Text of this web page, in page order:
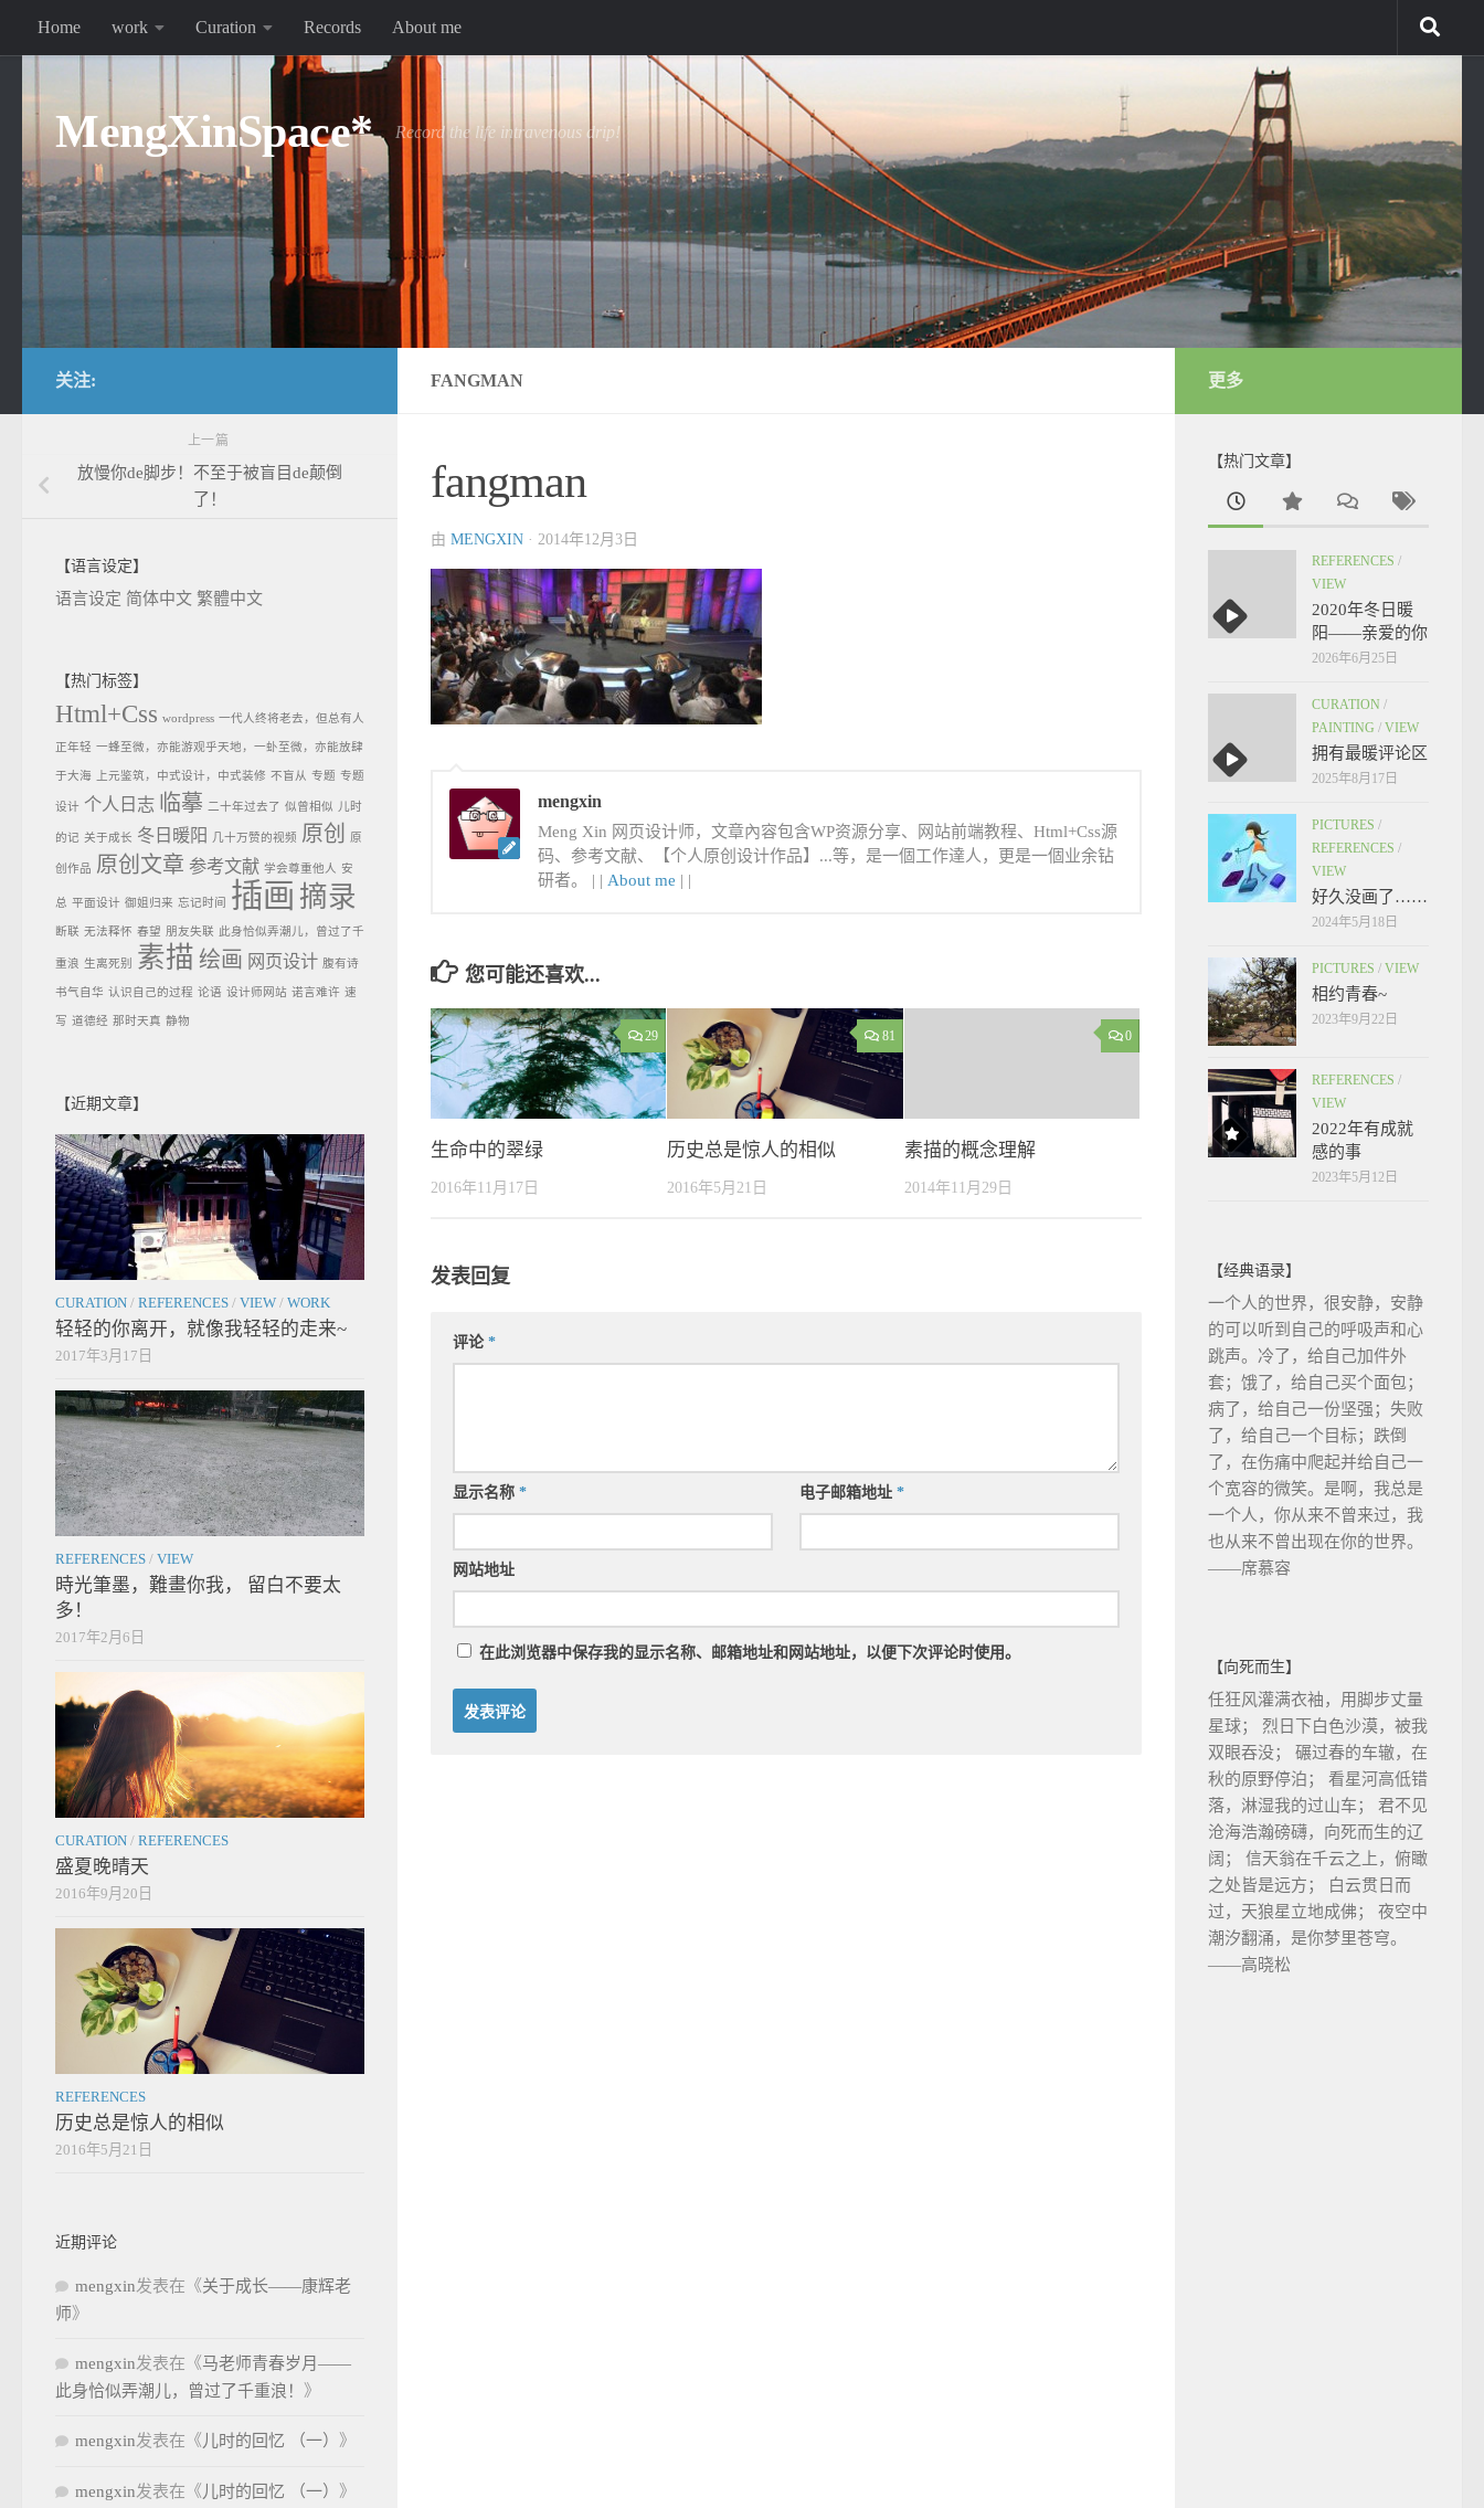
跳至内容
Home work Curation Records About me
MengXinSpace* Record the life intravenous drip!
FANGMAN
fangman
由 MENGXIN · 2014年12月3日
mengxin
Meng Xin 网页设计师，文章內容包含WP资源分享、网站前端教程、Html+Css源
码、参考文献、【个人原创设计作品】...等，是一個工作達人，更是一個业余钻
研者。 | | About me | |
您可能还喜欢...
29
生命中的翠绿
2016年11月17日
81
历史总是惊人的相似
2016年5月21日
0
素描的概念理解
2014年11月29日
发表回复
评论 *
显示名称 * 电子邮箱地址*
网站地址
在此浏览器中保存我的显示名称、邮箱地址和网站地址，以便下次评论时使用。
关注:
上一篇
放慢你de脚步！不至于被盲目de颠倒
了！
【语言设定】
语言设定 简体中文 繁體中文
【热门标签】
Html+Css wordpress 一代人终将老去，但总有人
正年轻 一蜂至微，亦能游观乎天地，一虲至微，亦能放肆
于大海 上元鉴筑，中式设计，中式装修 不盲从 专题 专题
设计 个人日志 临摹 二十年过去了 似曾相似 儿时
的记 关于成长 冬日暖阳 几十万赞的视频 原创 原
创作品 原创文章 参考文献 学会尊重他人 安
总 平面设计 御姐归来 忘记时间 插画 摘录
断联 无法释怀 春望 朋友失联 此身恰似弄潮儿，曾过了千
重浪 生离死别 素描 绘画 网页设计 腹有诗
书气自华 认识自己的过程 论语 设计师网站 诺言难许 速
写 道德经 那时天真 静物
【近期文章】
CURATION / REFERENCES / VIEW / WORK
轻轻的你离开，就像我轻轻的走来~
2017年3月17日
REFERENCES / VIEW
時光筆墨，難畫你我， 留白不要太
多！
2017年2月6日
CURATION / REFERENCES
盛夏晚晴天
2016年9月20日
REFERENCES
历史总是惊人的相似
2016年5月21日
近期评论
mengxin发表在《关于成长——康辉老
师》
mengxin发表在《马老师青春岁月——
此身恰似弄潮儿，曾过了千重浪！ 》
mengxin发表在《 儿时的回忆 （一） 》
mengxin发表在《 儿时的回忆 （一） 》
更多
【热门文章】
REFERENCES /
VIEW
2020年冬日暖
阳——亲爱的你
2026年6月25日
CURATION /
PAINTING / VIEW
拥有最暖评论区
2025年8月17日
PICTURES /
REFERENCES /
VIEW
好久没画了……
2024年5月18日
PICTURES / VIEW
相约青春~
2023年9月22日
REFERENCES /
VIEW
2022年有成就
感的事
2023年5月12日
【经典语录】
一个人的世界，很安静，安静
的可以听到自己的呼吸声和心
跳声。冷了，给自己加件外
套；饿了，给自己买个面包；
病了，给自己一份坚强；失败
了，给自己一个目标；跌倒
了，在伤痛中爬起并给自己一
个宽容的微笑。是啊，我总是
一个人，你从来不曾来过，我
也从来不曾出现在你的世界。
——席慕容
【向死而生】
任狂风灌满衣袖，用脚步丈量
星球； 烈日下白色沙漠，被我
双眼吞没； 碾过春的车辙，在
秋的原野停泊； 看星河高低错
落，淋湿我的过山车； 君不见
沧海浩瀚磅礴，向死而生的辽
阔； 信天翁在千云之上，俯瞰
之处皆是远方； 白云贯日而
过，天狼星立地成佛； 夜空中
潮汐翻涌，是你梦里苍穹。
——高晓松